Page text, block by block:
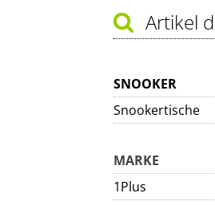
Artikel
SNOOKER
Snookertische
MARKE
1Plus